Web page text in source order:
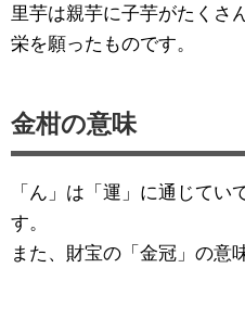
里芋は親芋に子芋がたくさ
栄を願ったものです。
金柑の意味
「ん」は「運」に通じてい
す。
また、財宝の「金冠」の意